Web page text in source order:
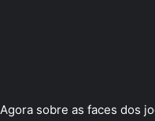
Agora sobre as faces dos